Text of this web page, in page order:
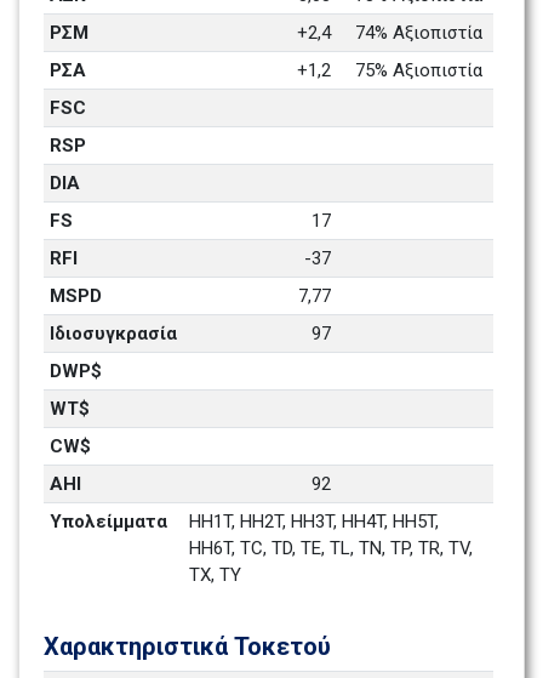
ΡΣΜ
+2,4
74% Αξιοπιστία
ΡΣΑ
+1,2
75% Αξιοπιστία
FSC
RSP
DIA
FS
17
RFI
-37
MSPD
7,77
Ιδιοσυγκρασία
97
DWP$
WT$
CW$
AHI
92
Υπολείμματα
HH1T, HH2T, HH3T, HH4T, HH5T,
HH6T, TC, TD, TE, TL, TN, TP, TR, TV,
TX, TY
Χαρακτηριστικά Τοκετού